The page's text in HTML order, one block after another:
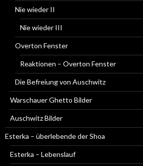
Nie wieder II
Nie wieder III
Overton Fenster
Reaktionen – Overton Fenster
Die Befreiung von Auschwitz
Warschauer Ghetto Bilder
Auschwitz Bilder
Esterka – überlebende der Shoa
Esterka – Lebenslauf